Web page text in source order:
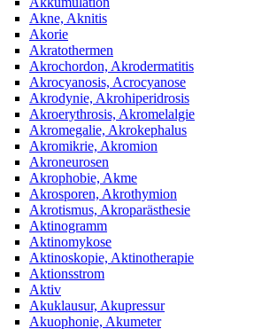
Akne, Aknitis
Akorie
Akratothermen
Akrochordon, Akrodermatitis
Akrocyanosis, Acrocyanose
Akrodynie, Akrohiperidrosis
Akroerythrosis, Akromelalgie
Akromegalie, Akrokephalus
Akromikrie, Akromion
Akroneurosen
Akrophobie, Akme
Akrosporen, Akrothymion
Akrotismus, Akroparästhesie
Aktinogramm
Aktinomykose
Aktinoskopie, Aktinotherapie
Aktionsstrom
Aktiv
Akuklausur, Akupressur
Akuophonie, Akumeter